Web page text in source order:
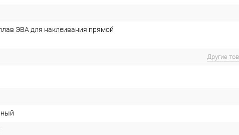
ЭВА для наклеивания прямой
Другие